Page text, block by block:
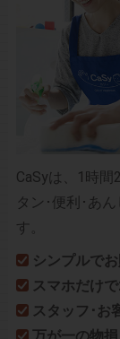
CaSyは、1時
タン･便利･あ
す。
シンプルで
スマホだけ
スタッフ･お